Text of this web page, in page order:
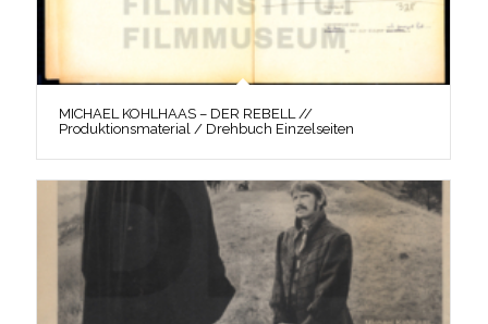
MICHAEL KOHLHAAS – DER REBELL //
Produktionsmaterial / Drehbuch Einzelseiten